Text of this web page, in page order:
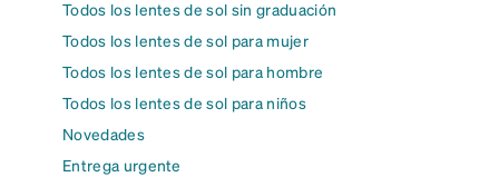
Todos los lentes de sol sin graduación
Todos los lentes de sol para mujer
Todos los lentes de sol para hombre
Todos los lentes de sol para niños
Novedades
Entrega urgente